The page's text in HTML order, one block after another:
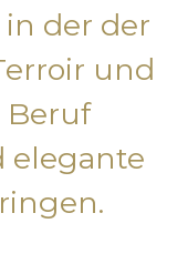
der der
und
Beruf
elegante